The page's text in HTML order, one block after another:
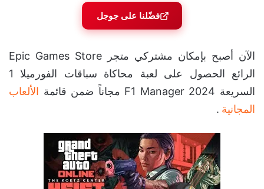
فضّلنا على جوجل
الآن أصبح بإمكان مشتركي متجر Epic Games Store
الرائع الحصول على لعبة محاكاة سباقات الفورميلا 1
السريعة F1 Manager 2024 مجاناً ضمن قائمة
الألعاب
المجانية .